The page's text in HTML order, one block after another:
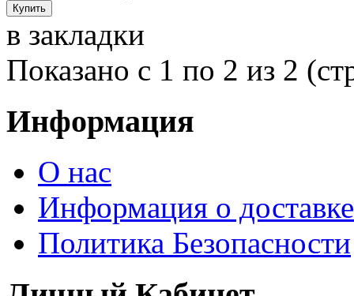
в закладки
Показано с 1 по 2 из 2
Информация
О нас
Информация о доставке
Политика Безопасности